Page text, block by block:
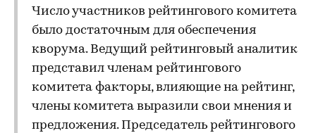
Число участников рейтингового комитета
было достаточным для обеспечения
кворума. Ведущий рейтинговый аналитик
представил членам рейтингового
комитета факторы, влияющие на рейтинг,
члены комитета выразили свои мнения и
предложения. Председатель рейтингового